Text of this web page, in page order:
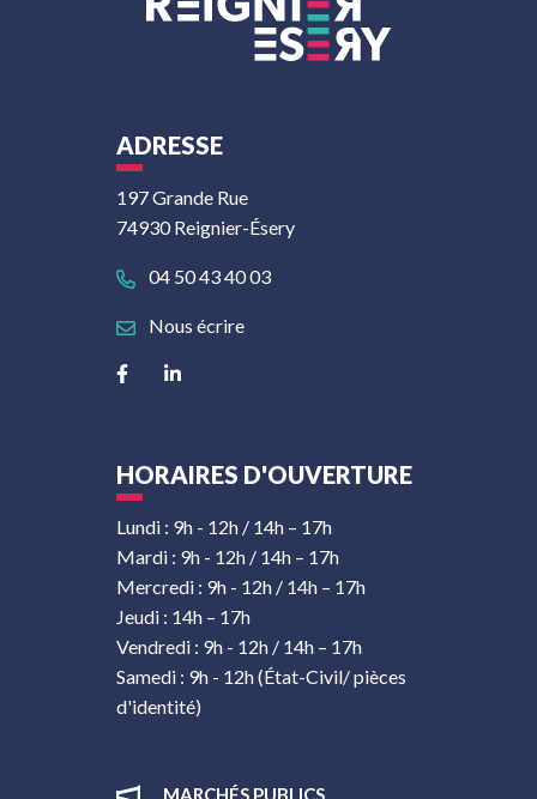
ADRESSE
197 Grande Rue
74930 Reignier-Ésery
04 50 43 40 03
Nous écrire
Lien vers le compte Facebook
Lien vers le compte Linkedin
HORAIRES D'OUVERTURE
Lundi : 9h - 12h / 14h – 17h
Mardi : 9h - 12h / 14h – 17h
Mercredi : 9h - 12h / 14h – 17h
Jeudi : 14h – 17h
Vendredi : 9h - 12h / 14h – 17h
Samedi : 9h - 12h (État-Civil/ pièces
d'identité)
MARCHÉS PUBLICS